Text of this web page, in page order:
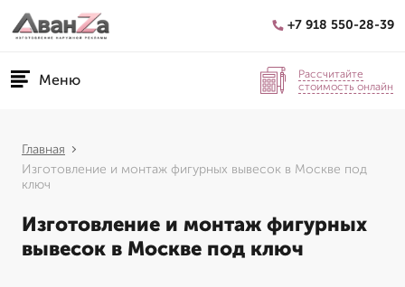
+7 918 550-28-39
Меню
Рассчитайте
стоимость онлайн
Главная
Изготовление и монтаж фигурных вывесок в Москве под
ключ
Изготовление и монтаж фигурных
вывесок в Москве под ключ